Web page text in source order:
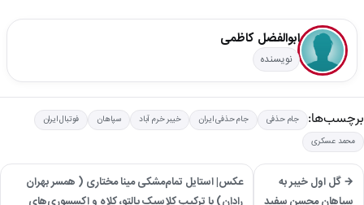
ابوالفضل کاظمی
نویسنده
برچسب‌ها: جام حذفی جام حذفی ایران خیبر خرم آباد سپاهان
فوتبال ایران
محمد عسکری
→ گل اول خیبر به
عکس| استایل تمام‌مشکی مینا مختاری ( همسر بهران